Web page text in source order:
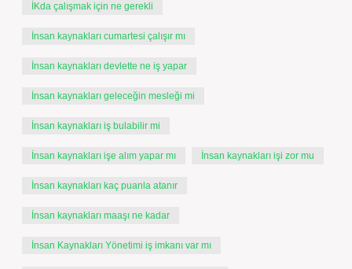
İKda çalışmak için ne gerekli
İnsan kaynakları cumartesi çalışır mı
İnsan kaynakları devlette ne iş yapar
İnsan kaynakları geleceğin mesleği mi
İnsan kaynakları iş bulabilir mi
İnsan kaynakları işe alım yapar mı İnsan kaynakları işi zor mu
İnsan kaynakları kaç puanla atanır
İnsan kaynakları maaşı ne kadar
İnsan Kaynakları Yönetimi iş imkanı var mı